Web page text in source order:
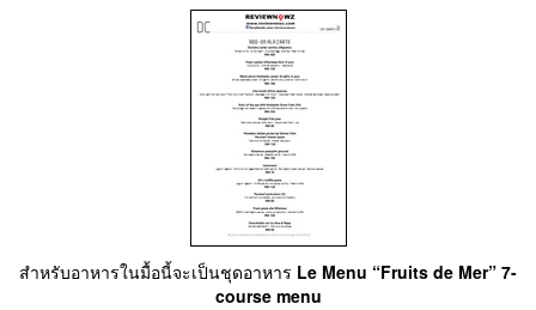
สำหรับอาหารในมื้อนี้จะเป็นชุดอาหาร Le Menu “Fruits de Mer” 7-
course menu